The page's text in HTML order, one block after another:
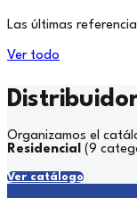
Las últimas
Ver todo
Organizamos el
Residencial (9
Ver catálogo